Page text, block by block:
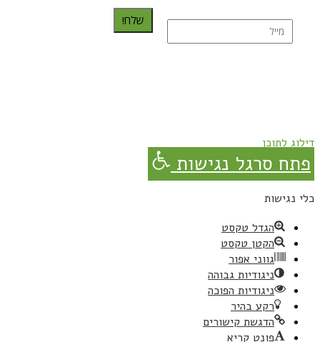
שלח!
דילוג לתוכן
פתח סרגל נגישות
כלי נגישות
הגדל טקסט
הקטן טקסט
גווני אפור
ניגודיות גבוהה
ניגודיות הפוכה
רקע בהיר
הדגשת קישורים
פונט קריא